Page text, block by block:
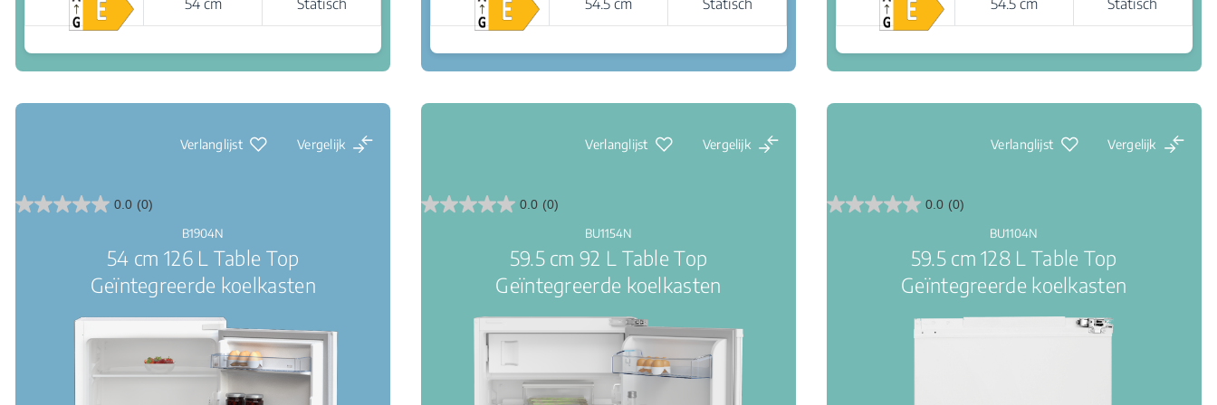
54 cm Statisch 54.5 cm Statisch 54.5 cm Statisch
Verlanglijst Vergelijk
0.0 (0)
0.0
B1904N
54 cm 126 L Table Top
Geïntegreerde koelkasten
Verlanglijst Vergelijk
0.0 (0)
0.0
BU1154N
59.5 cm 92 L Table Top
Geïntegreerde koelkasten
Verlanglijst Vergelijk
0.0 (0)
0.0
BU1104N
59.5 cm 128 L Table Top
Geïntegreerde koelkasten